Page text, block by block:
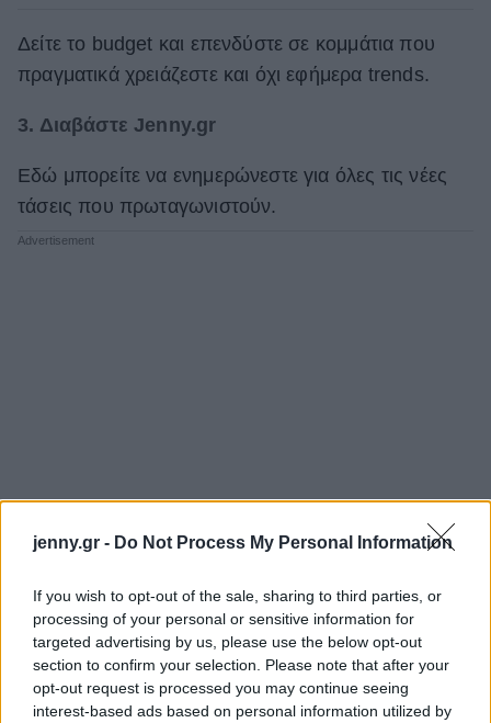
jenny.gr - Do Not Process My Personal Information
If you wish to opt-out of the sale, sharing to third parties, or
processing of your personal or sensitive information for
targeted advertising by us, please use the below opt-out
section to confirm your selection. Please note that after your
opt-out request is processed you may continue seeing
interest-based ads based on personal information utilized by
Δείτε το budget και επενδύστε σε κομμάτια που
πραγματικά χρειάζεστε και όχι εφήμερα trends.
3. Διαβάστε Jenny.gr
Εδώ μπορείτε να ενημερώνεστε για όλες τις νέες
τάσεις που πρωταγωνιστούν.